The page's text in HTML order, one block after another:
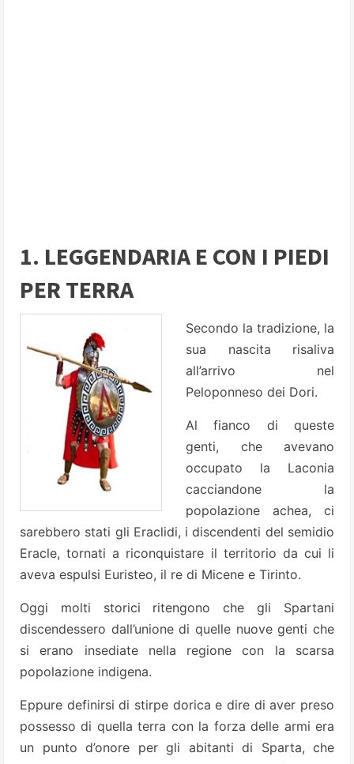
1. LEGGENDARIA E CON I PIEDI
PER TERRA
Secondo la tradizione, la
sua nascita risaliva
all’arrivo nel
Peloponneso dei Dori.
Al fianco di queste
genti, che avevano
occupato la Laconia
cacciandone la
popolazione achea, ci
sarebbero stati gli Eraclidi, i discendenti del semidio
Eracle, tornati a riconquistare il territorio da cui li
aveva espulsi Euristeo, il re di Micene e Tirinto.
Oggi molti storici ritengono che gli Spartani
discendessero dall’unione di quelle nuove genti che
si erano insediate nella regione con la scarsa
popolazione indigena.
Eppure definirsi di stirpe dorica e dire di aver preso
possesso di quella terra con la forza delle armi era
un punto d’onore per gli abitanti di Sparta, che